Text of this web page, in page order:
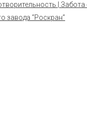
|
завода “Роскран”